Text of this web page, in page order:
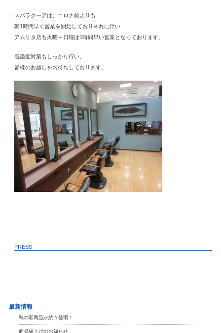
スパラクーアは、コロナ前よりも
朝1時間早く営業を開始しておりそれに伴い
アムリタ店も火曜～日曜は1時間早い営業となっております。
感染症対策もしっかり行い、
皆様のお越しをお待ちしております。
PRESS
最新情報
秋の新商品が続々登場！
商品値上げのお知らせ